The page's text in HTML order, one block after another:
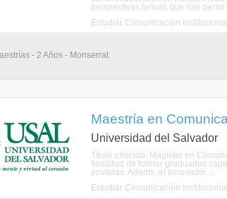
perspectivas tericas que han permi
Estudiar Comunicación
- 2 Años - Monserrat
Maestría en
Universidad del Salvador
Título ofrecido: Magíster en
finalidad de formar graduados
privadas. Adems, el innovador ...
Estudiar Comunicación